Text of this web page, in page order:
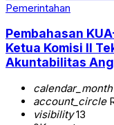
Pemerintahan
Pembahasan
Ketua Komisi II
Akuntabilitas
calendar_month
account_circle
visibility13